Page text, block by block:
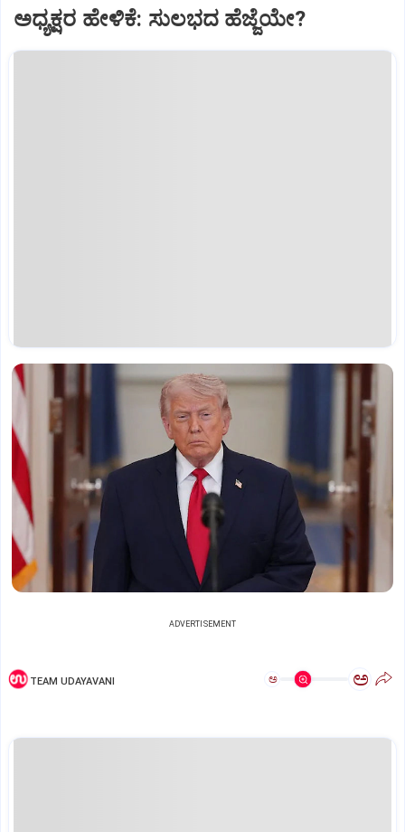
ಅಧ್ಯಕ್ಷರ ಹೇಳಿಕೆ: ಸುಲಭದ ಹೆಜ್ಜೆಯೇ?
ADVERTISEMENT
TEAM UDAYAVANI ಅ ಅ